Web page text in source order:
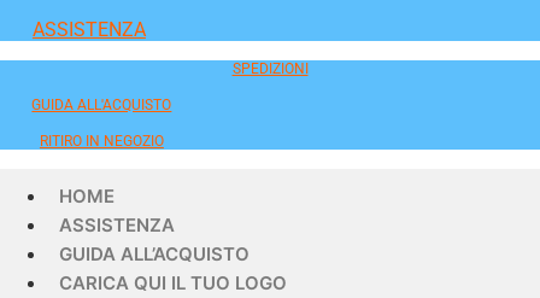
ASSISTENZA
SPEDIZIONI
GUIDA ALL'ACQUISTO
RITIRO IN NEGOZIO
HOME
ASSISTENZA
GUIDA ALL’ACQUISTO
CARICA QUI IL TUO LOGO